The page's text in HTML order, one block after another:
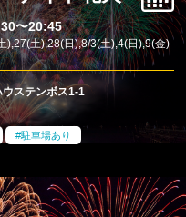
覧席販売一覧
ター一覧
レポート記事
TOP
〜20:45
),27(土),28(日),8/3(土),4(日),9(金)
ステンボス1-1
駐車場あり